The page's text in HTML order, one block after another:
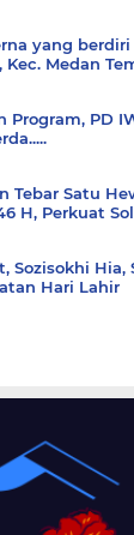
yang
Medan
Program, PD
Tebar Satu
H, Perkuat
Hia,
Hari Lahir